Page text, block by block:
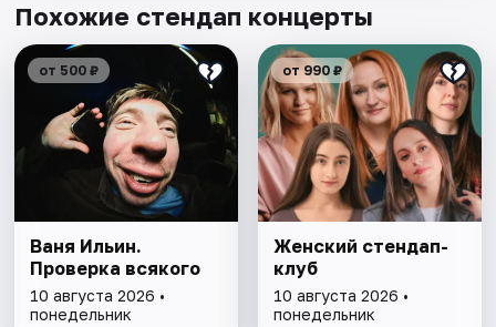
Похожие стендап концерты
от 500 ₽
Ваня Ильин.
Проверка всякого
10 августа 2026 •
понедельник
от 990 ₽
Женский стендап-
клуб
10 августа 2026 •
понедельник